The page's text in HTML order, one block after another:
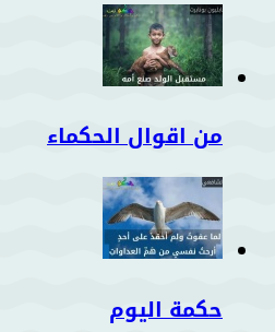
من اقوال الحكماء
حكمة اليوم